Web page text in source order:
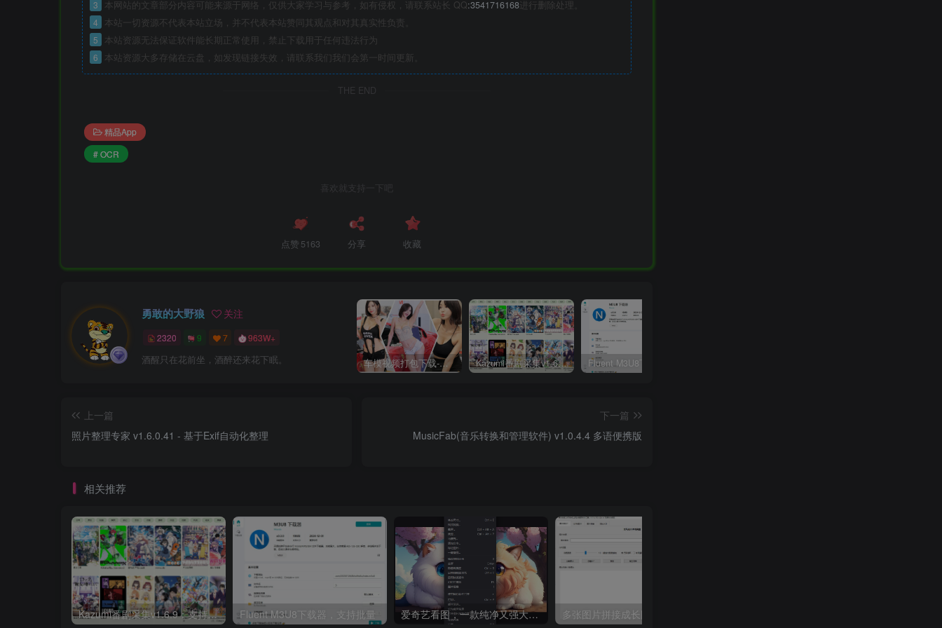
3 本网站的文章部分内容可能来源于网络，仅供大家学习与参考，如有侵权，请联系站长 QQ:3541716168进行删除处理。
4 本站一切资源不代表本站立场，并不代表本站赞同其观点和对其真实性负责。
5 本站资源无法保证软件能长期正常使用，禁止下载用于任何违法行为
6 本站资源大多存储在云盘，如发现链接失效，请联系我们我们会第一时间更新。
THE END
精品App
# OCR
喜欢就支持一下吧
点赞 5163 分享 收藏
勇敢的大野狼 关注
2320 9 7 963W+
酒醒只在花前坐，酒醉还来花下眠。 车模视频打包下载-高清无水印版 Kazumi番剧采集v1.6.9：支持自定义规则+在线观看+弹幕，跨平台下载
上一篇
照片整理专家 v1.6.0.41 - 基于Exif自动化整理
下一篇
MusicFab(音乐转换和管理软件) v1.0.4.4 多语便携版
相关推荐
Kazumi番剧采集v1.6.9：支持自定义规则+在线观看+弹幕，跨平台下载 Fluent M3U8下载器，支持批量 爱奇艺看图，一款纯净又强大的看图工具 多张图片拼接成长图-GIF提取